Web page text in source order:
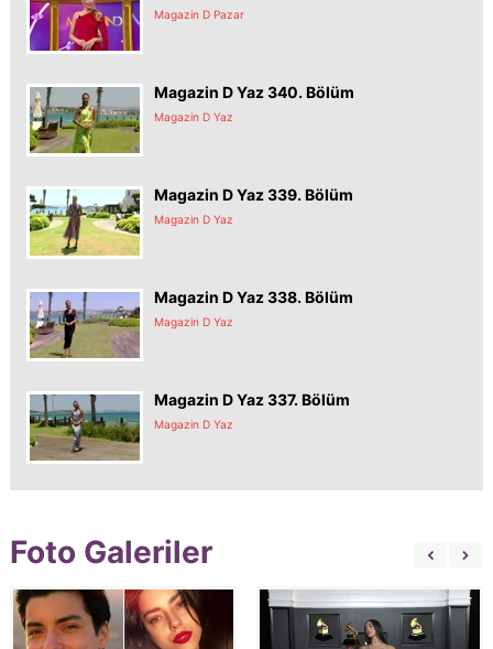
Magazin D Pazar
Magazin D Yaz 340. Bölüm
Magazin D Yaz
Magazin D Yaz 339. Bölüm
Magazin D Yaz
Magazin D Yaz 338. Bölüm
Magazin D Yaz
Magazin D Yaz 337. Bölüm
Magazin D Yaz
Foto Galeriler